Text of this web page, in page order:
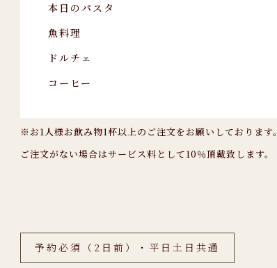
本日のパスタ
魚料理
ドルチェ
コーヒー
※お1人様お飲み物1杯以上のご注文をお願いしております。
ご注文がない場合はサービス料として10％頂戴致します。
予約必須（2日前）・平日土日共通